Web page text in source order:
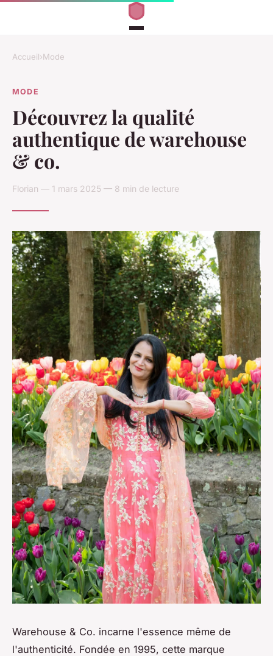
Accueil›Mode
MODE
Découvrez la qualité
authentique de warehouse
& co.
Florian — 1 mars 2025 — 8 min de lecture
Warehouse & Co. incarne l'essence même de
l'authenticité. Fondée en 1995, cette marque